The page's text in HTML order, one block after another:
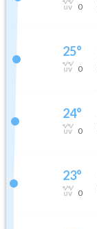
0
25°
0
24°
0
23°
0